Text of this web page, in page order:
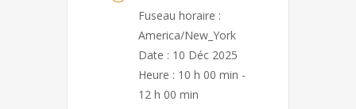
Fuseau horaire :
America/New_York
Date : 10 Déc 2025
Heure : 10 h 00 min -
12 h 00 min